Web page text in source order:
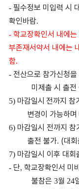
- 필수정보 미입력 시
확인바람.
- 학교장확인서 내에
부존재서약서 내에는
함.
- 전산으로 참가신청
미제출 시 출전
5) 마감일시 전까지 참
변경이 가능하며
6) 마감일시 전까지 참
출전 불가. (대회
7) 마감일시 이후 대회
- 단, 학교장확인서 미비
불참은3월24